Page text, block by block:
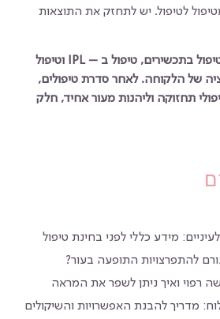
לטיפול. יש לתחזק את התוצאות
בקליניקות שלי אני משלבת טיפול בתכשירים, טיפול ב – IPL וטיפול
של הלקוחה. לאחר סדרת טיפולים,
תחזוקה וליהנות מעור אחיד, חלק
מידע כללי לפני בחינת טיפול
להתפרצויות התופעה בעור?
רפוי ואיך ניתן לשפר את המראה
מדריך להבנת האפשרויות והשיקולים